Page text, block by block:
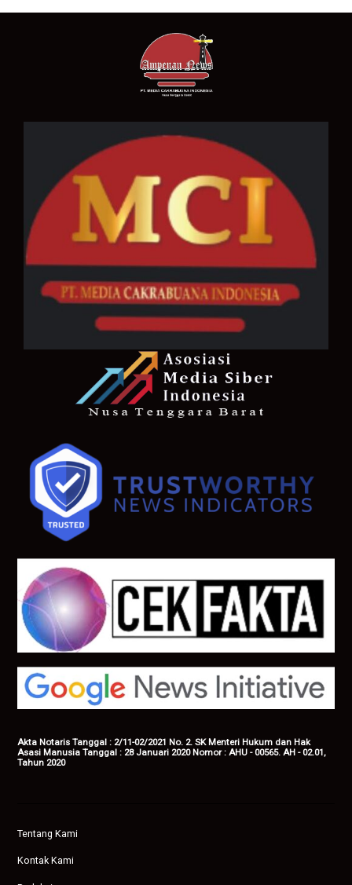
Akta Notaris Tanggal : 2/11-02/2021 No. 2. SK Menteri Hukum dan Hak
Asasi Manusia Tanggal : 28 Januari 2020 Nomor : AHU - 00565. AH - 02.01,
Tahun 2020
Tentang Kami
Kontak Kami